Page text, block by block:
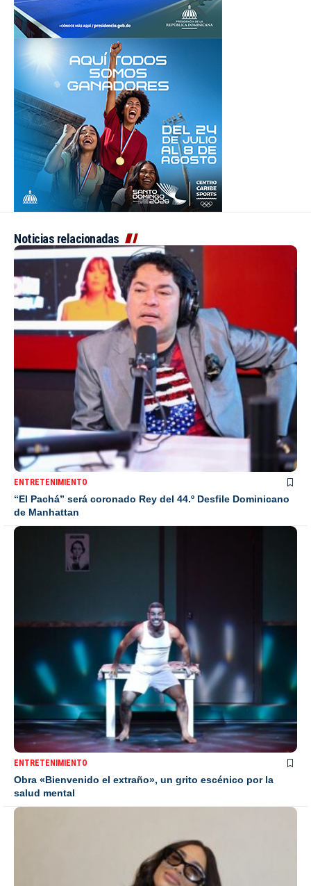
Noticias relacionadas
ENTRETENIMIENTO
“El Pachá” será coronado Rey del 44.º Desfile Dominicano
de Manhattan
ENTRETENIMIENTO
Obra «Bienvenido el extraño», un grito escénico por la
salud mental